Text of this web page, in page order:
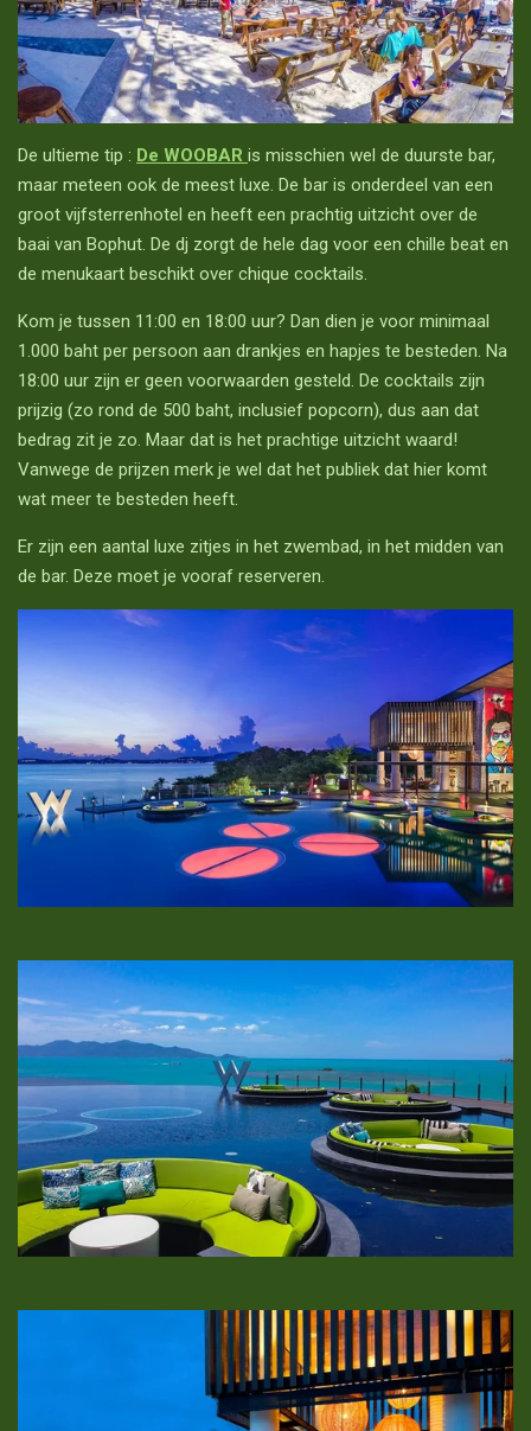
De ultieme tip : De WOOBAR is misschien wel de duurste bar,
maar meteen ook de meest luxe. De bar is onderdeel van een
groot vijfsterrenhotel en heeft een prachtig uitzicht over de
baai van Bophut. De dj zorgt de hele dag voor een chille beat en
de menukaart beschikt over chique cocktails.
Kom je tussen 11:00 en 18:00 uur? Dan dien je voor minimaal
1.000 baht per persoon aan drankjes en hapjes te besteden. Na
18:00 uur zijn er geen voorwaarden gesteld. De cocktails zijn
prijzig (zo rond de 500 baht, inclusief popcorn), dus aan dat
bedrag zit je zo. Maar dat is het prachtige uitzicht waard!
Vanwege de prijzen merk je wel dat het publiek dat hier komt
wat meer te besteden heeft.
Er zijn een aantal luxe zitjes in het zwembad, in het midden van
de bar. Deze moet je vooraf reserveren.